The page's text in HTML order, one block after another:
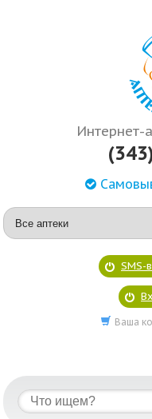
Интернет-
SMS-
Ваша